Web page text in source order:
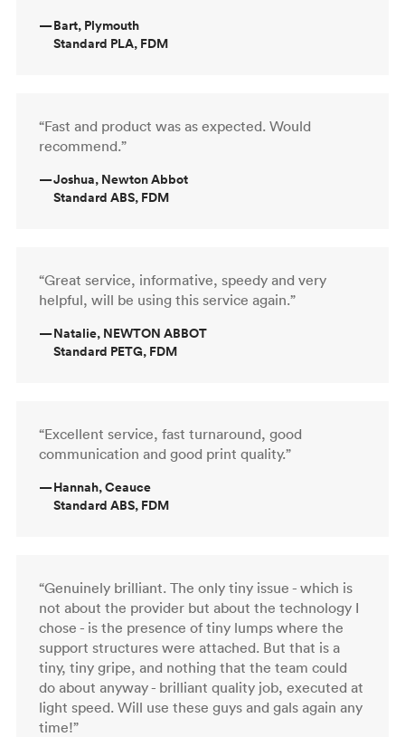
—Bart, Plymouth
Standard PLA, FDM
“Fast and product was as expected. Would
recommend.”
—Joshua, Newton Abbot
Standard ABS, FDM
“Great service, informative, speedy and very
helpful, will be using this service again.”
—Natalie, NEWTON ABBOT
Standard PETG, FDM
“Excellent service, fast turnaround, good
communication and good print quality.”
—Hannah, Ceauce
Standard ABS, FDM
“Genuinely brilliant. The only tiny issue - which is
not about the provider but about the technology I
chose - is the presence of tiny lumps where the
support structures were attached. But that is a
tiny, tiny gripe, and nothing that the team could
do about anyway - brilliant quality job, executed at
light speed. Will use these guys and gals again any
time!”